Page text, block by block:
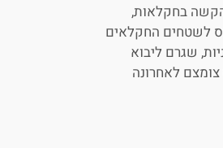
בחקלאות,
לשטחים החקלאים
שגרם ליבוא
לאחרונה